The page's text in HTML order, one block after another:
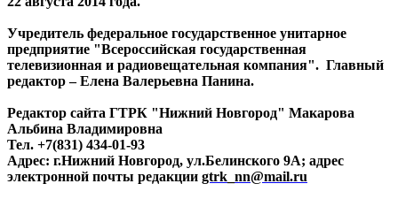
Учредитель федеральное государственное унитарное
предприятие "Всероссийская государственная
телевизионная и радиовещательная компания". Главный
редактор – Елена Валерьевна Панина.
Редактор сайта ГТРК "Нижний Новгород" Макарова
Альбина Владимировна
Тел. +7(831) 434-01-93
Адрес: г.Нижний Новгород, ул.Белинского 9А; адрес
электронной почты редакции gtrk_nn@mail.ru